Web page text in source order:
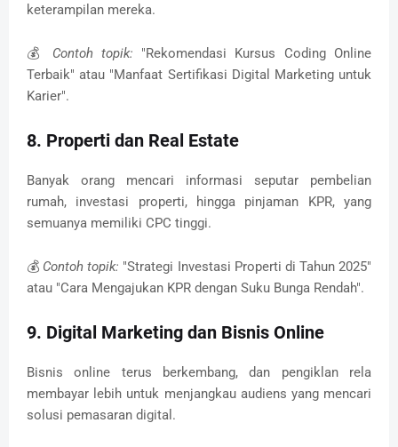
keterampilan mereka.
💰 Contoh topik: "Rekomendasi Kursus Coding Online
Terbaik" atau "Manfaat Sertifikasi Digital Marketing untuk
Karier".
8. Properti dan Real Estate
Banyak orang mencari informasi seputar pembelian
rumah, investasi properti, hingga pinjaman KPR, yang
semuanya memiliki CPC tinggi.
💰 Contoh topik: "Strategi Investasi Properti di Tahun 2025"
atau "Cara Mengajukan KPR dengan Suku Bunga Rendah".
9. Digital Marketing dan Bisnis Online
Bisnis online terus berkembang, dan pengiklan rela
membayar lebih untuk menjangkau audiens yang mencari
solusi pemasaran digital.